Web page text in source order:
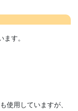
す。
使用していますが、